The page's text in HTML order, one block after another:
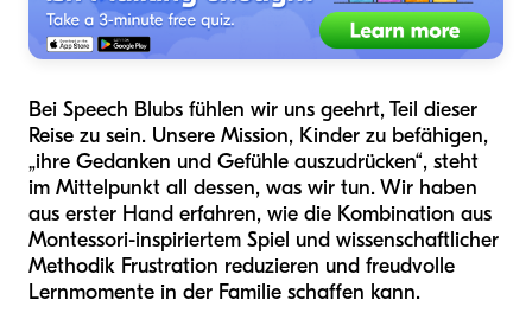
Bei Speech Blubs fühlen wir uns geehrt, Teil dieser
Reise zu sein. Unsere Mission, Kinder zu befähigen,
„ihre Gedanken und Gefühle auszudrücken“, steht
im Mittelpunkt all dessen, was wir tun. Wir haben
aus erster Hand erfahren, wie die Kombination aus
Montessori-inspiriertem Spiel und wissenschaftlicher
Methodik Frustration reduzieren und freudvolle
Lernmomente in der Familie schaffen kann.